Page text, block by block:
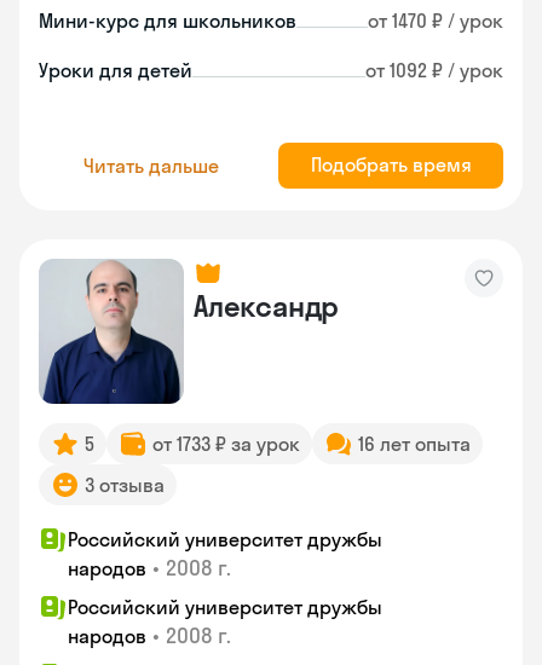
Мини-курс для школьников от 1470 ₽ / урок
Уроки для детей от 1092 ₽ / урок
Читать дальше Подобрать время
Александр
5 от 1733 ₽ за урок
16 лет опыта
3 отзыва
Российский университет дружбы
народов • 2008 г.
Российский университет дружбы
народов • 2008 г.